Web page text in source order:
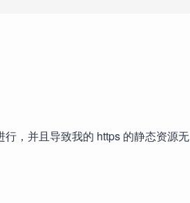
，并且导致我的 https 的静态资源无